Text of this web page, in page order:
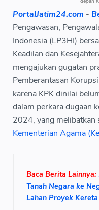
PortalJatim24.com -
Pengawasan,
Indonesia (LP3HI)
Keadilan dan
mengajukan gugatan
Pemberantasan Korupsi
karena KPK dinilai
dalam perkara dugaan
2024, yang melibatkan
Kementerian Agama
Baca Berita Lainnya:
Tanah Negara ke
Lahan Proyek